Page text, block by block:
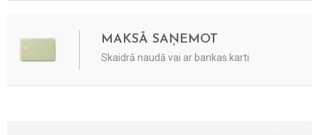
MAKSĀ SAŅEMOT
Skaidrā naudā vai ar bankas karti